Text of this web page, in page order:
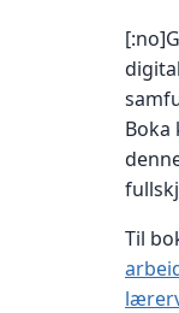
Boka
Til